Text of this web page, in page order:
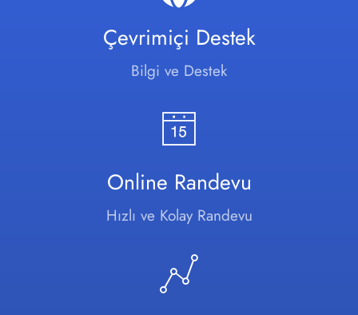
Çevrimiçi Destek
Bilgi ve Destek
Online Randevu
Hızlı ve Kolay Randevu